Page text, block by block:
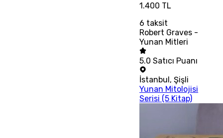
1.400 TL
6 taksit
Robert Graves -
Yunan Mitleri
5.0 Satıcı Puanı
İstanbul,Şişli
Yunan Mitolojisi
Serisi (5 Kitap)